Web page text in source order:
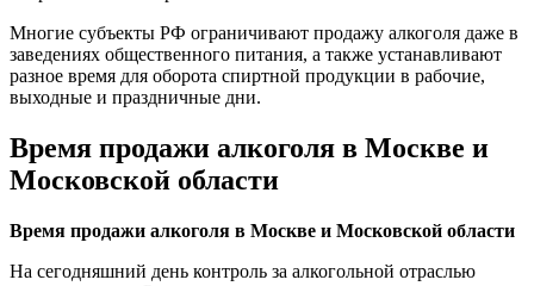
Многие субъекты РФ ограничивают продажу алкоголя даже в
заведениях общественного питания, а также устанавливают
разное время для оборота спиртной продукции в рабочие,
выходные и праздничные дни.
Время продажи алкоголя в Москве и
Московской области
Время продажи алкоголя в Москве и Московской области
На сегодняшний день контроль за алкогольной отраслью